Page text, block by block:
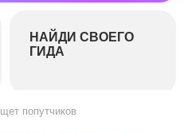
НАЙДИ СВОЕГО
ГИДА
попутчиков